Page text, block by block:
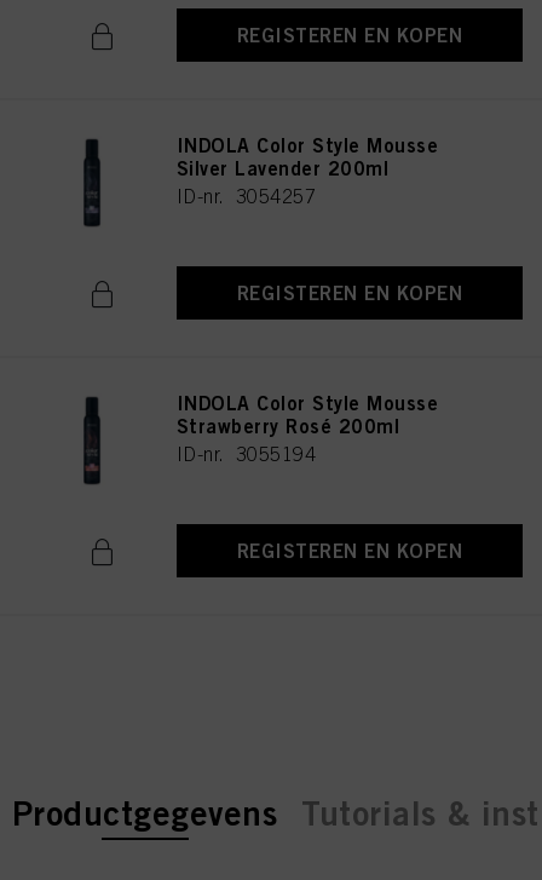
REGISTEREN EN KOPEN
INDOLA Color Style Mousse
Silver Lavender 200ml
ID-nr. 3054257
REGISTEREN EN KOPEN
INDOLA Color Style Mousse
Strawberry Rosé 200ml
ID-nr. 3055194
REGISTEREN EN KOPEN
current tab:
current tab:
Productgegevens Tutorials &